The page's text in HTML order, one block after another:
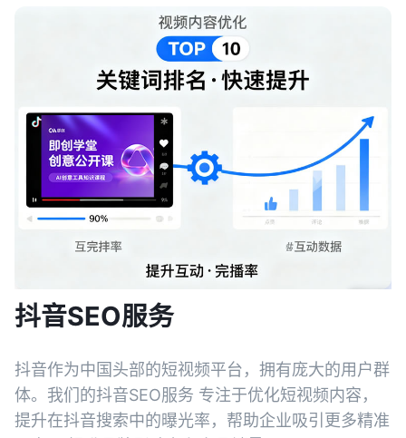
抖音SEO服务
抖音作为中国头部的短视频平台，拥有庞大的用户群
体。我们的抖音SEO服务 专注于优化短视频内容，
提升在抖音搜索中的曝光率，帮助企业吸引更多精准